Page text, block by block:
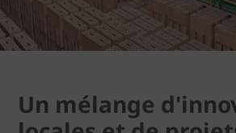
Un mélange